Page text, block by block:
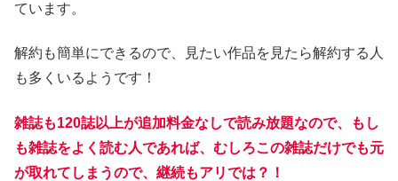
ています。
解約も簡単にできるので、見たい作品を見たら解約する人
も多くいるようです！
雑誌も120誌以上が追加料金なしで読み放題なので、もし
も雑誌をよく読む人であれば、むしろこの雑誌だけでも元
が取れてしまうので、継続もアリでは？！